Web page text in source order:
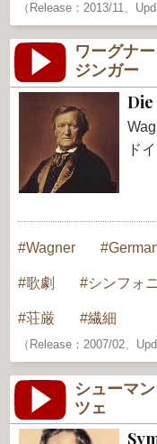
（Release：2013/11、
ワーグナ
ジンガー
ド
Wagner
歌劇 シンフォ
荘厳 繊細
（Release：2007/02、
シューマ
ツェ